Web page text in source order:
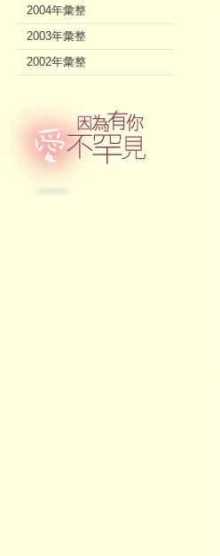
2004年彙整
2003年彙整
2002年彙整